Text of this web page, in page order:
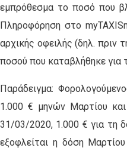
εμπρόθεσμα το ποσό που
Πληροφόρηση στο
αρχικής οφειλής (δηλ. πριν
ποσού που καταβλήθηκε για
Παράδειγμα:
1.000 € μηνών Μαρτίου
31/03/2020, 1.000 € για τη
εξοφλείται η δόση